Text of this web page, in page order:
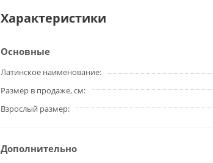
Характеристики
Основные
Латинское наименование
Размер в продаже, см
Взрослый размер
Дополнительно